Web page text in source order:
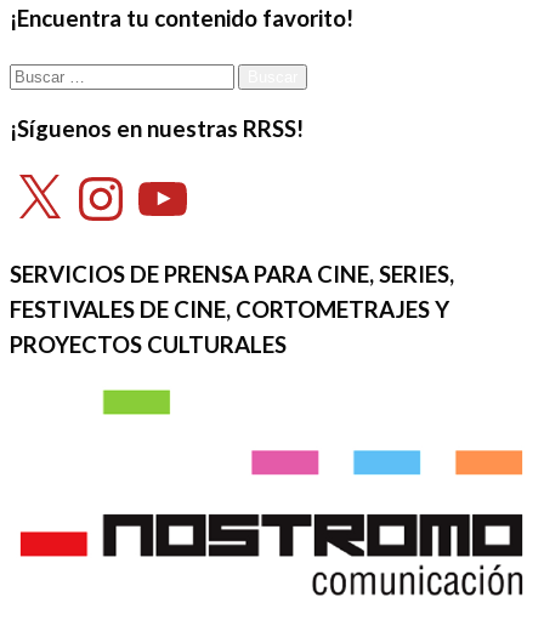
¡Encuentra tu contenido favorito!
Buscar:
¡Síguenos en nuestras RRSS!
X InstagramYouTube
SERVICIOS DE PRENSA PARA CINE, SERIES,
FESTIVALES DE CINE, CORTOMETRAJES Y
PROYECTOS CULTURALES